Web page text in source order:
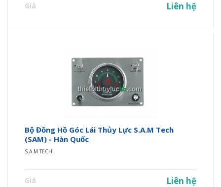
Giá Liên hệ
Bộ Đồng Hồ Góc Lái Thủy Lực S.A.M Tech
(SAM) - Hàn Quốc
S.A.M TECH
Giá Liên hệ